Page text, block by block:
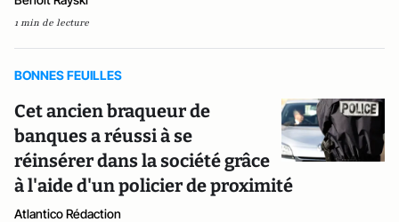
1 min de lecture
BONNES FEUILLES
Cet ancien braqueur de
banques a réussi à se
réinsérer dans la société grâce
à l'aide d'un policier de proximité
Atlantico Rédaction